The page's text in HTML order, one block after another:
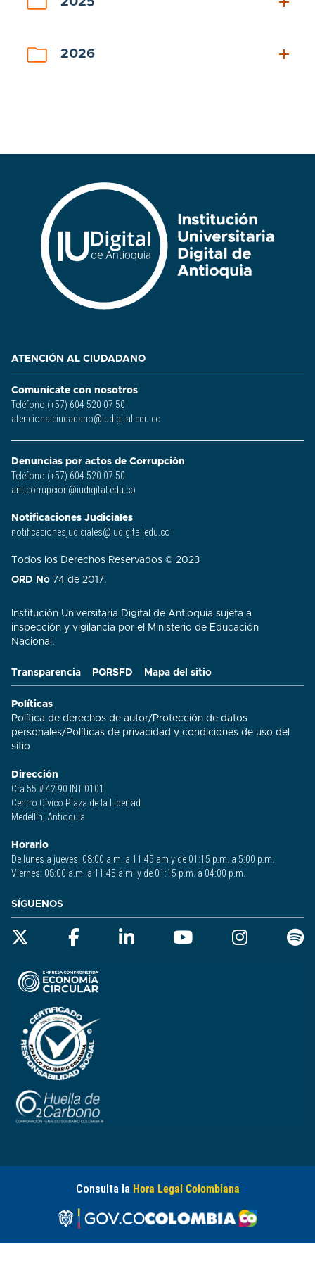
2026 add
Transparencia PQRSFD Mapa del sitio
Políticas
Política de derechos de autor/Protección de datos
personales/Políticas de privacidad y condiciones de uso del
sitio​
Dirección
Cra 55 # 42 90 INT 0101
Centro Cívico Plaza de la Libertad
Medellín, Antioquia
Horario
De lunes a jueves: 08:00 a.m. a 11:45 am y de 01:15 p.m. a 5:00 p.m.
Viernes: 08:00 a.m. a 11:45 a.m. y de 01:15 p.m. a 04:00 p.m.
ATENCIÓN AL CIUDADANO
Comunícate con nosotros
Teléfono:(+57) 604 520 07 50
atencionalciudadano@iudigital.edu.co
Denuncias por actos de Corrupción
Teléfono:(+57) 604 520 07 50
anticorrupcion@iudigital.edu.co
Notificaciones Judiciales
notificacionesjudiciales@iudigital.edu.co
Todos los Derechos Reservados © 2023
ORD No 74 de 2017.
Institución Universitaria Digital de Antioquia sujeta a
inspección y vigilancia por el Ministerio de Educación
Nacional.
SÍGUENOS
Consulta la Hora Legal Colombiana